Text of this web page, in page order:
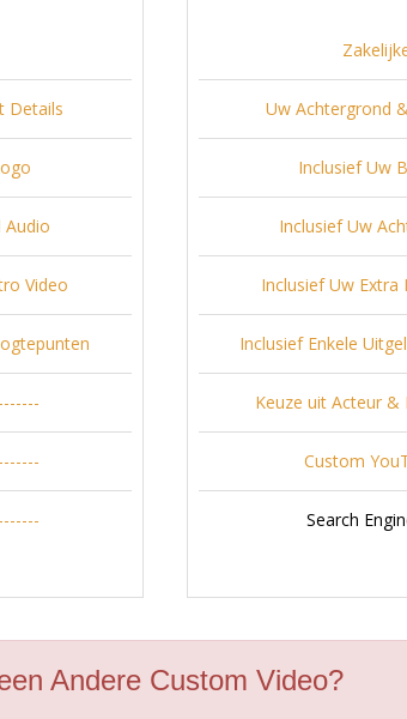
Details
Audio
Video
Uw Achtergrond
Inclusief Uw
Inclusief Uw
Inclusief Uw
Inclusief Enkele
Keuze uit Acteur &
Custom
Search
Andere Custom Video?